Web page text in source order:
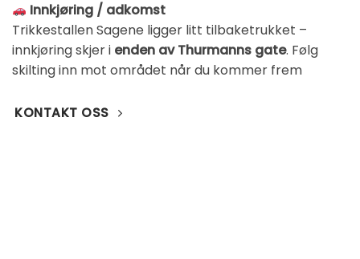
Innkjøring / adkomst
Trikkestallen Sagene ligger litt tilbaketrukket –
innkjøring skjer i enden av Thurmanns gate. Følg
skilting inn mot området når du kommer frem
KONTAKT OSS